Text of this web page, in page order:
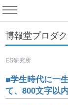
博報堂プロダ
ES研究所
■学生時代に一
て、800文字以